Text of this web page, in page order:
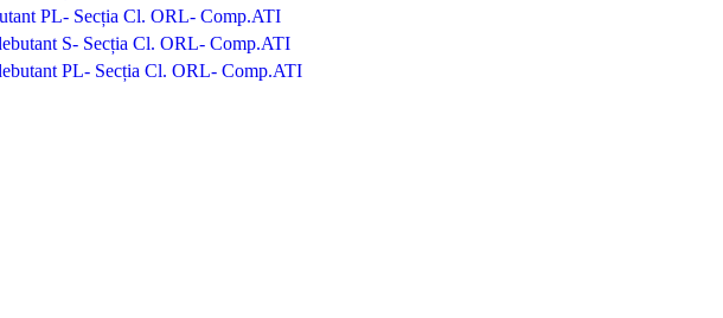
PL- Secția Cl. ORL- Comp.ATI
S- Secția Cl. ORL- Comp.ATI
PL- Secția Cl. ORL- Comp.ATI